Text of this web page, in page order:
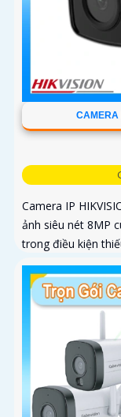
CAMERA
Camera IP
ảnh siêu nét 8MP
trong điều kiện